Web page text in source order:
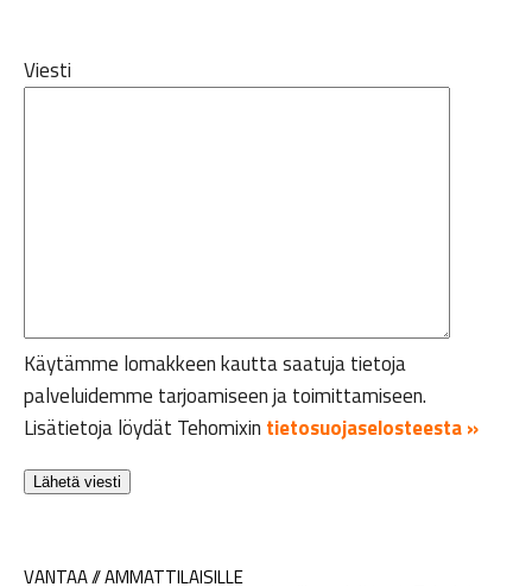
Viesti
Käytämme lomakkeen kautta saatuja tietoja
palveluidemme tarjoamiseen ja toimittamiseen.
Lisätietoja löydät Tehomixin tietosuojaselosteesta »
VANTAA // AMMATTILAISILLE